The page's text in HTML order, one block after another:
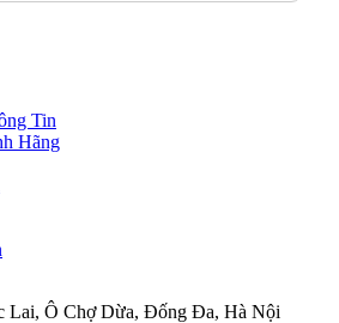
Tin
Hãng
Lai, Ô Chợ Dừa, Đống Đa, Hà Nội